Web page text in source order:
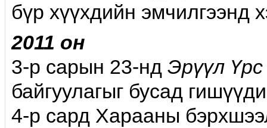
бүр хүүхдийн эмчилгээнд
2011 он
3-р сарын 23-нд Эрүүл
байгуулагыг бусад
4-р сард Харааны